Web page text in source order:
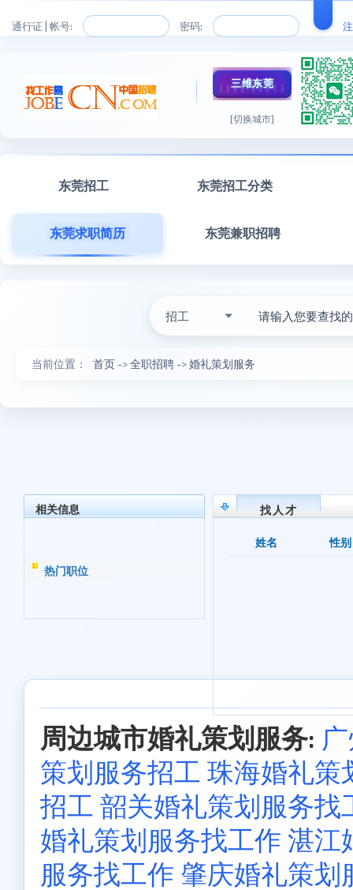
通行证 | 帐号: 密码:
三维东莞
[切换城市]
东莞招工 东莞招工分类
东莞求职简历 东莞兼职招聘
招工
当前位置： 首页 ->全职招聘 ->婚礼策划服务
相关信息
热门职位
找人才
姓名 性别
周边城市婚礼策划服务:
策划服务招工 珠海婚礼策
招工 韶关婚礼策划服务找
婚礼策划服务找工作 湛江
服务找工作 肇庆婚礼策划